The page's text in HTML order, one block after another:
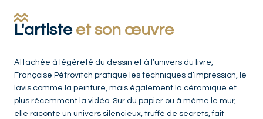
L'artiste et son œuvre
Attachée à légèreté du dessin et à l’univers du livre,
Françoise Pétrovitch pratique les techniques d’impression, le
lavis comme la peinture, mais également la céramique et
plus récemment la vidéo. Sur du papier ou à même le mur,
elle raconte un univers silencieux, truffé de secrets, fait